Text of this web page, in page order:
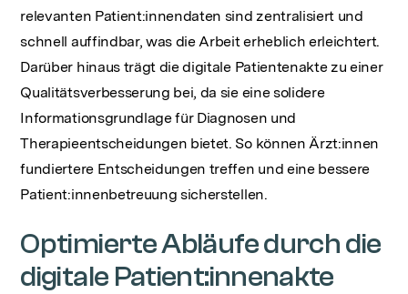
relevanten Patient:innendaten sind zentralisiert und
schnell auffindbar, was die Arbeit erheblich erleichtert.
Darüber hinaus trägt die digitale Patientenakte zu einer
Qualitätsverbesserung bei, da sie eine solidere
Informationsgrundlage für Diagnosen und
Therapieentscheidungen bietet. So können Ärzt:innen
fundiertere Entscheidungen treffen und eine bessere
Patient:innenbetreuung sicherstellen.
Optimierte Abläufe durch die
digitale Patient:innenakte